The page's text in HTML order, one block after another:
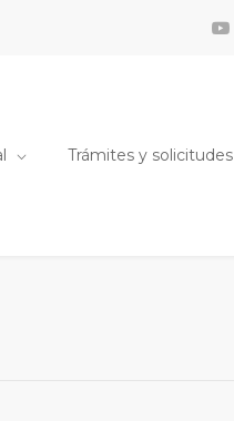
Trámites y solicitudes